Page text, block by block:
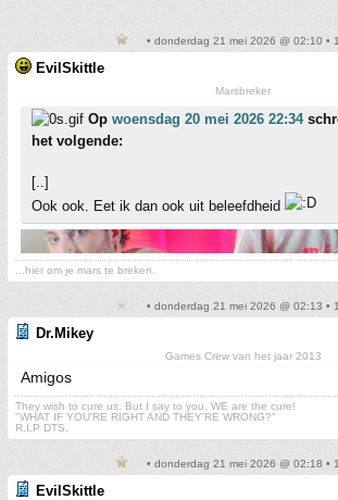
• donderdag 21 mei 2026 @ 02:10 •
EvilSkittle
Marsbreker
Op woensdag 20 mei 2026 22:34
het volgende:
[..]
Ook ook. Eet ik dan ook uit beleefdheid
...hier om je mars te breken.
• donderdag 21 mei 2026 @ 02:13 •
Dr.Mikey
Games Crew van het jaar 2013
Amigos
They wish to cure us. But I say to you, WE are the cure!
"WHAT IF YOU'RE RIGHT AND THEY'RE WRONG?"
R.I.P DTS.
• donderdag 21 mei 2026 @ 02:18 •
EvilSkittle